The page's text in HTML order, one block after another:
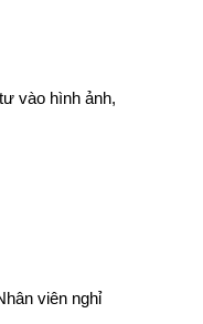
vào hình ảnh,
viên nghỉ